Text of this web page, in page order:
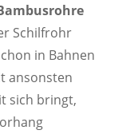
Schilfrohr
in Bahnen
ansonsten
sich bringt,